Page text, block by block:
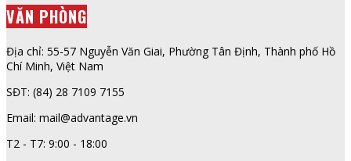
VĂN PHÒNG
Địa chỉ: 55-57 Nguyễn Văn Giai, Phường Tân Định, Thành phố Hồ
Chí Minh, Việt Nam
SĐT: (84) 28 7109 7155
Email: mail@advantage.vn
T2 - T7: 9:00 - 18:00